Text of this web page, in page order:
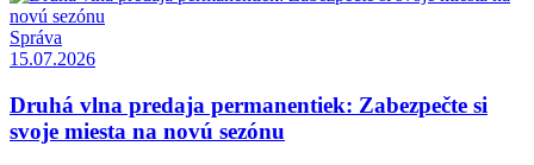
Správa
15.07.2026
Druhá vlna predaja permanentiek: Zabezpečte si
svoje miesta na novú sezónu